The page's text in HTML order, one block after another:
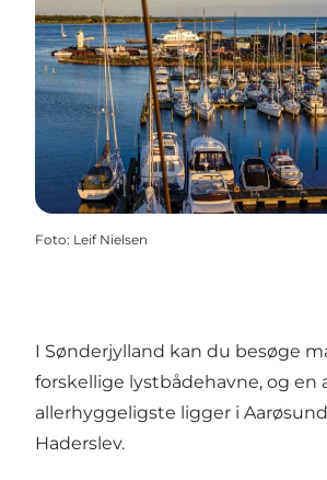
Foto: Leif Nielsen
I Sønderjylland kan du besøge
forskellige lystbådehavne, og en
allerhyggeligste ligger i
Haderslev.